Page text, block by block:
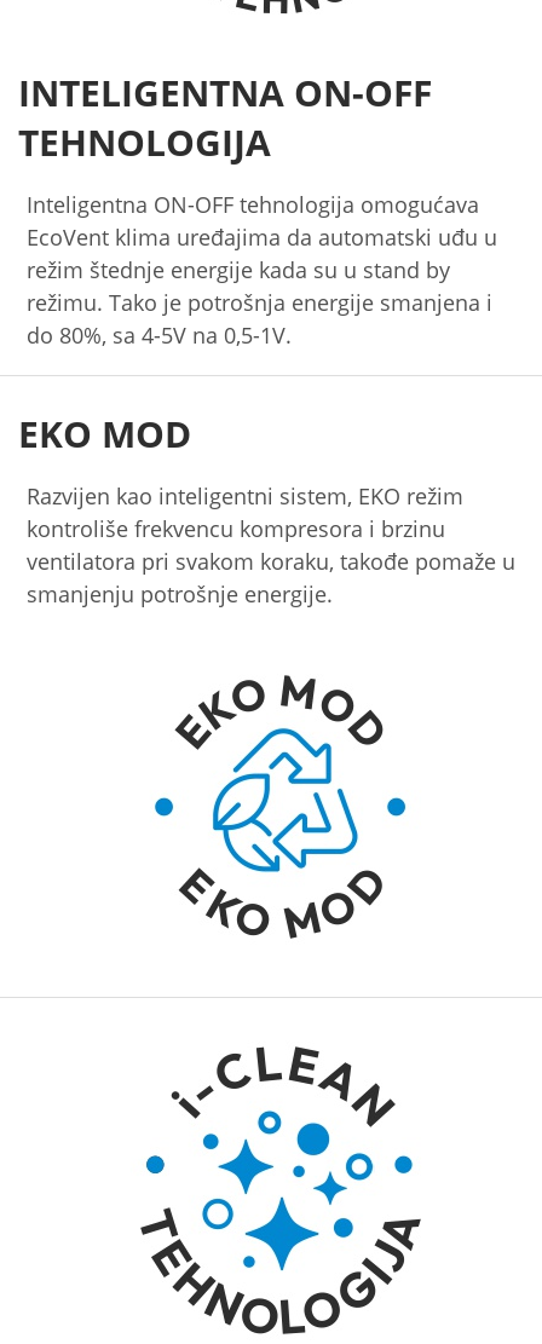
INTELIGENTNA ON-OFF
TEHNOLOGIJA
Inteligentna ON-OFF tehnologija omogućava
EcoVent klima uređajima da automatski uđu u
režim štednje energije kada su u stand by
režimu. Tako je potrošnja energije smanjena i
do 80%, sa 4-5V na 0,5-1V.
EKO MOD
Razvijen kao inteligentni sistem, EKO režim
kontroliše frekvencu kompresora i brzinu
ventilatora pri svakom koraku, takođe pomaže u
smanjenju potrošnje energije.